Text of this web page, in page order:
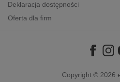
Deklaracja dostępności
Oferta dla firm
Copyright © 2026